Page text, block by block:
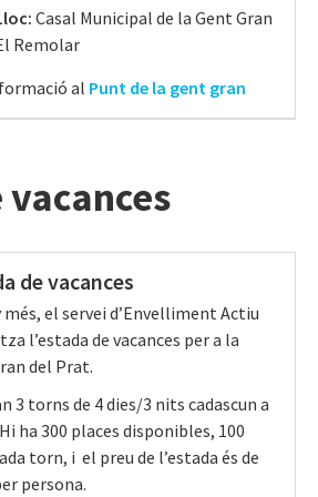
Casal Municipal de la Gent Gran
Remolar
al Punt de la gent gran
vacances
de vacances
més, el servei d’Envelliment Actiu
l’estada de vacances per a la
del Prat.
3 torns de 4 dies/3 nits cadascun a
ha 300 places disponibles, 100
torn, i el preu de l’estada és de
persona.